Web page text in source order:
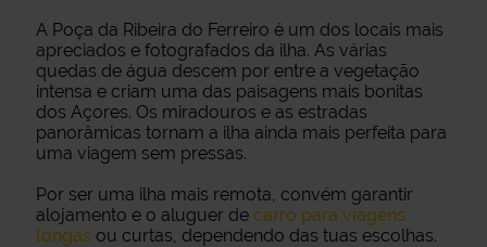
A Poça da Ribeira do Ferreiro é um dos locais mais
apreciados e fotografados da ilha. As várias
quedas de água descem por entre a vegetação
intensa e criam uma das paisagens mais bonitas
dos Açores. Os miradouros e as estradas
panorâmicas tornam a ilha ainda mais perfeita para
uma viagem sem pressas.
Por ser uma ilha mais remota, convém garantir
alojamento e o aluguer de carro para viagens
longas ou curtas, dependendo das tuas escolhas.